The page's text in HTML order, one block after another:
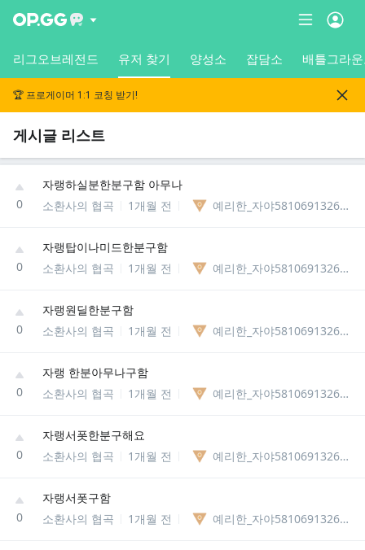
리그오브레전드 유저 찾기 양성소 잡담소 배틀그라
🏆 프로게이머 1:1 코칭 받기!
게시글 리스트
0
자랭하실분한분구함 아무나
소환사의 협곡
1개월 전 예리한_자야58106913269545
0
자랭탑이나미드한분구함
소환사의 협곡
1개월 전 예리한_자야58106913269545
0
자랭원딜한분구함
소환사의 협곡
1개월 전 예리한_자야58106913269545
0
자랭 한분아무나구함
소환사의 협곡
1개월 전 예리한_자야58106913269545
0
자랭서폿한분구해요
소환사의 협곡
1개월 전 예리한_자야58106913269545
0
자랭서폿구함
소환사의 협곡
1개월 전 예리한_자야58106913269545